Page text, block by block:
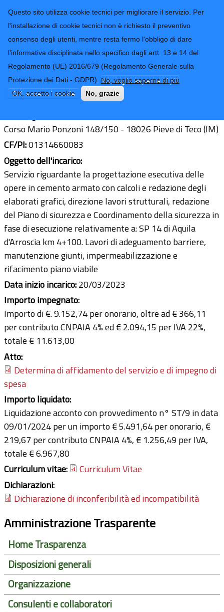
Questo sito utilizza cookie tecnici per migliorare il servizio. Per
l'installazione di cookie tecnici non è richiesto il preventivo
consenso degli utenti, mentre resta fermo l'obbligo di dare
l'informativa disciplinata nello specifico dagli artt. 13 e 14 del
Regolamento (UE) 2016/679 (Regolamento Generale sulla
Protezione dei Dati - GDPR). No, voglio saperne di più
OK, accetto i cookie
No, grazie
Provincia di
Imperia
CONTATTI-URP
TRASPARENZA
Form di ricerca
Ing. Michele Giaccheri
Ultimo aggiornamento: 03/01/2025 - 10:34
Corso Mario Ponzoni 148/150 - 18026 Pieve di Teco (IM)
CF/PI:01314660083
Oggetto dell'incarico:
Servizio riguardante la progettazione esecutiva delle
opere in cemento armato con calcoli e redazione degli
elaborati grafici, direzione lavori strutturali, redazione
del Piano di sicurezza e Coordinamento della sicurezza in
fase di esecuzione relativamente a: SP 14 di Aquila
d'Arroscia km 4+100. Lavori di adeguamento barriere,
manutenzione giunti, impermeabilizzazione e
rifacimento piano viabile
Data inizio incarico:20/03/2023
Importo impegnato:
Importo di €. 9.152,74 per onorario, oltre ad € 366,11
per contributo CNPAIA 4% ed € 2.094,15 per IVA 22%,
totale € 11.613,00
Atto:
Determina di affidamento del servizio e di impegno di
spesa
Importo liquidato:
Liquidazione acconto con provvedimento n° ST/9 in data
09/01/2024 per un importo € 5.491,64 per onorario, €
219,67 per contributo CNPAIA 4%, € 1.256,49 per IVA,
totale € 6.967,80
Curriculum vitae:
Curriculum Vitae
Dichiarazioni:
Dichiarazione di inconferibilità ed incompatibilità
Amministrazione Trasparente
Home Trasparenza
Disposizioni generali
Organizzazione
Consulenti e collaboratori